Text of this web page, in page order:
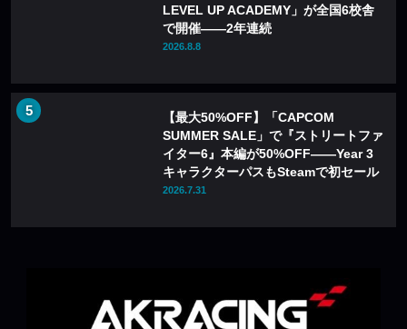
LEVEL UP ACADEMY」が全国6校舎
で開催——2年連続
2026.8.8
【最大50%OFF】「CAPCOM
SUMMER SALE」で『ストリートファ
イター6』本編が50%OFF——Year 3
キャラクターパスもSteamで初セール
2026.7.31